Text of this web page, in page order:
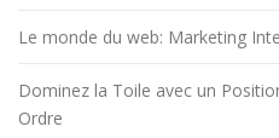
Le monde du web: Marketing
Dominez la Toile avec un
Ordre